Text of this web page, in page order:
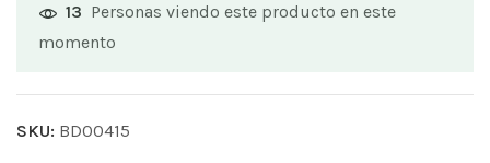
13 Personas viendo este producto en este
momento
SKU: BD00415